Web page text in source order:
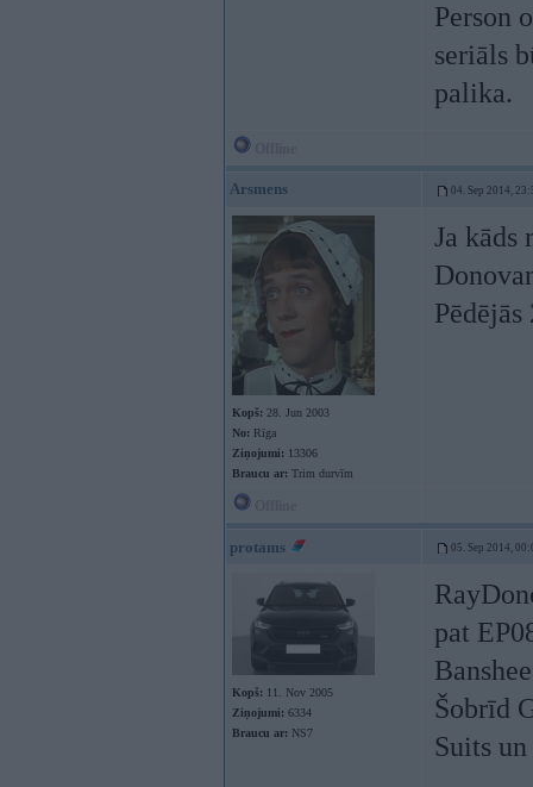
Person
seriāls
palika.
Arsmens 04. Sep 2014,
Kopš: 28. Jun 2003
No: Rīga
Ziņojumi: 13306
Braucu ar: Trim durvīm
Ja kāds
protams 05. Sep 2014,
Kopš: 11. Nov 2005
Ziņojumi: 6334
Braucu ar: NS7
pat
Šobrīd
Suits